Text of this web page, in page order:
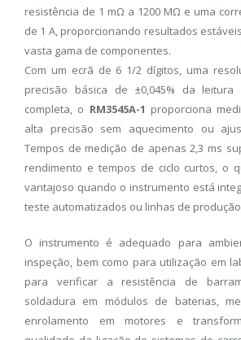
resistência de 1 mΩ a 1200 MΩ e uma
de 1 A, proporcionando resultados
vasta gama de componentes.
Com um ecrã de 6 1/2 dígitos, uma
precisão básica de ±0,045% da leitura
completa, o RM3545A-1 proporciona
alta precisão sem aquecimento ou
Tempos de medição de apenas 2,3 ms
rendimento e tempos de ciclo curtos, o
vantajoso quando o instrumento está
teste automatizados ou linhas de
O instrumento é adequado para
inspeção, bem como para utilização em
para verificar a resistência de
soldadura em módulos de baterias,
enrolamento em motores e